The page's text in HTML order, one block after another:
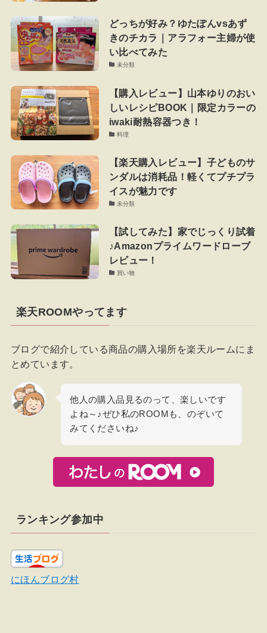
どっちが好み？ゆたぽんvsあず
きのチカラ｜アラフォー主婦が使
い比べてみた
未分類
【購入レビュー】山本ゆりのおい
しいレシピBOOK｜限定カラーの
iwaki耐熱容器つき！
料理
【楽天購入レビュー】子どものサ
ンダルは消耗品！軽くてプチプラ
イスが魅力です
未分類
【試してみた】家でじっくり試着
♪Amazonプライムワードローブ
レビュー！
買い物
楽天ROOMやってます
ブログで紹介している商品の購入場所を楽天ルームにま
とめています。
他人の購入品見るのって、楽しいです
よね～♪ぜひ私のROOMも、のぞいて
みてくださいね♪
ランキング参加中
にほんブログ村